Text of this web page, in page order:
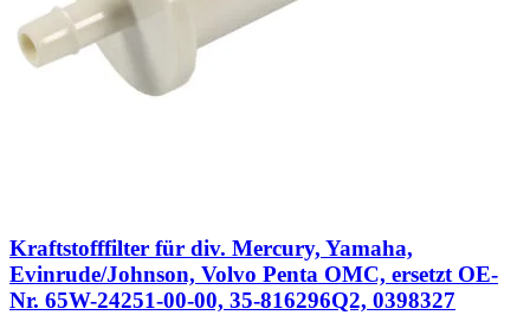
Kraftstofffilter für div. Mercury, Yamaha,
Evinrude/Johnson, Volvo Penta OMC, ersetzt OE-
Nr. 65W-24251-00-00, 35-816296Q2, 0398327